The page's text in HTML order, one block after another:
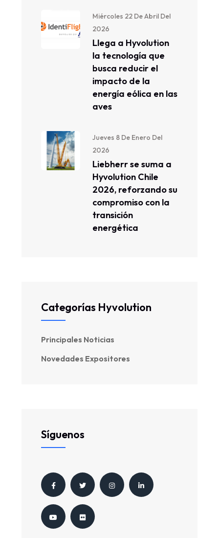
Miércoles 22 De Abril Del
2026
Llega a Hyvolution
la tecnología que
busca reducir el
impacto de la
energía eólica en las
aves
Jueves 8 De Enero Del
2026
Liebherr se suma a
Hyvolution Chile
2026, reforzando su
compromiso con la
transición
energética
Categorías Hyvolution
Principales Noticias
Novedades Expositores
Síguenos